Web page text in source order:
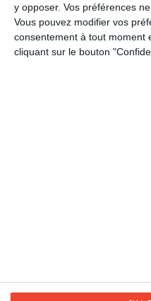
y opposer. Vos préférences
Vous pouvez modifier vos
consentement à tout moment
cliquant sur le bouton